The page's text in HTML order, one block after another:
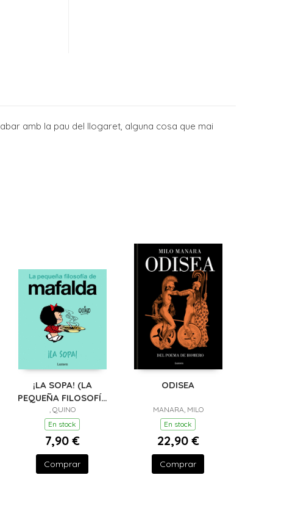
amb la pau del llogaret, alguna cosa que mai
¡LA SOPA! (LA
PEQUEÑA FILOSOFÍA
DE MAFALDA)
, QUINO
En stock
7,90 €
Comprar
ODISEA
MANARA, MILO
En stock
22,90 €
Comprar